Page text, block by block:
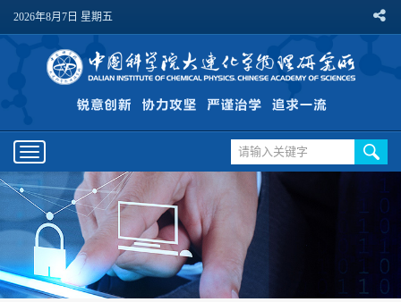
2026年8月7日 星期五
Toggle
navigation